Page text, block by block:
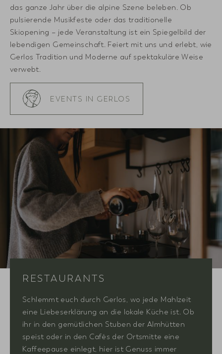
das ganze Jahr über die alpine Szene beleben. Ob
pulsierende Musikfeste oder das traditionelle
Skiopening – jede Veranstaltung ist ein Spiegelbild der
lebendigen Gemeinschaft. Feiert mit uns und erlebt, wie
Gerlos Tradition und Moderne auf spektakuläre Weise
verwebt.
EVENTS IN GERLOS
RESTAURANTS
Schlemmt euch durch Gerlos, wo jede Mahlzeit
eine Liebeserklärung an die lokale Küche ist. Ob
ihr in den gemütlichen Stuben der Almhütten
speist oder in den Cafés der Ortsmitte eine
Kaffeepause einlegt, hier ist Genuss immer